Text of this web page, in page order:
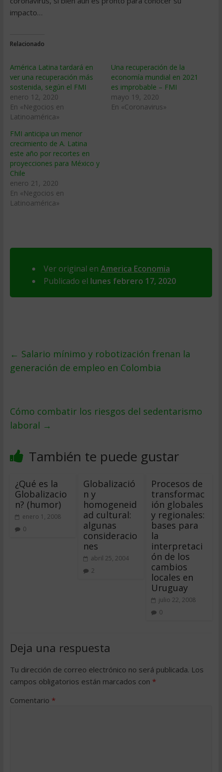
impacto…
Relacionado
América Latina tardará en
ver una recuperación más
sostenida, según el FMI
enero 12, 2020
En «Negocios en
Latinoamérica»
Una recuperación de la
economía mundial en 2021
es improbable – FMI
mayo 19, 2020
En «Coronavirus»
FMI anticipa un menor
crecimiento de A. Latina
este año por recortes en
proyecciones para México y
Chile
enero 21, 2020
En «Negocios en
Latinoamérica»
Ver original en America Economia
Publicado el lunes febrero 17, 2020
← Salario mínimo y robotización frenan la
generación de empleo en Colombia
Cómo combatir los riesgos del sedentarismo
laboral →
También te puede gustar
¿Qué es la
Globalizacio
n? (humor)
enero 1, 2008
0
Globalizació
n y
homogeneid
ad cultural:
algunas
consideracio
nes
abril 25, 2004
2
Procesos de
transformac
ión globales
y regionales:
bases para
la
interpretaci
ón de los
cambios
locales en
Uruguay
julio 22, 2008
0
Deja una respuesta
Tu dirección de correo electrónico no será publicada. Los
campos obligatorios están marcados con *
Comentario *